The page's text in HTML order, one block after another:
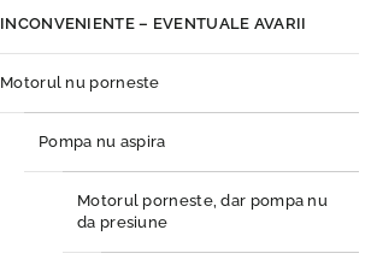
INCONVENIENTE – EVENTUALE AVARII
Motorul nu porneste
Pompa nu aspira
Motorul porneste, dar pompa nu
da presiune